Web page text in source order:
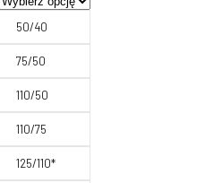
50/40
75/50
110/50
110/75
125/110*